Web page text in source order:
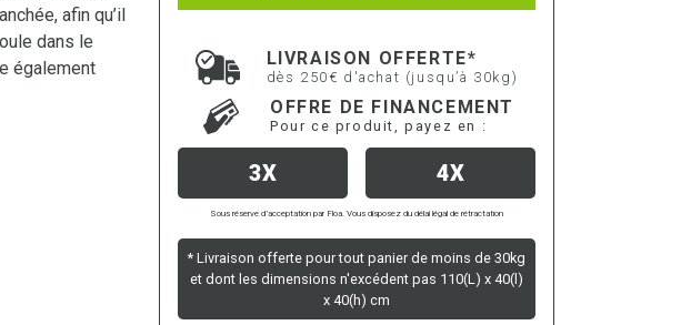
afin qu’il
dans le
également
LIVRAISON OFFERTE*
dès 250€ d'achat (jusqu’à 30kg)
OFFRE DE FINANCEMENT
Pour ce produit, payez en :
3X 4X
Sous réserve d’acceptation par Floa. Vous disposez du délai légal de rétractation
* Livraison offerte pour tout panier de moins de 30kg
et dont les dimensions n'excédent pas 110(L) x 40(l)
x 40(h) cm